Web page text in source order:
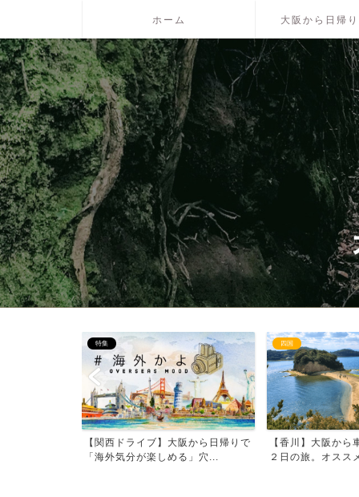
ホーム 大阪から日帰
四国
【香川】大阪から車で小豆島へ１泊
２日の旅。オススメ１０の...
山陰・山陽
【広島】大阪から
ぎ島「大久野島」